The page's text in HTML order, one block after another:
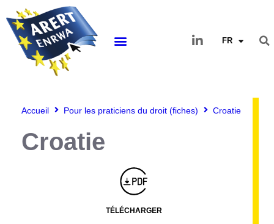
FR
Accueil Pour les praticiens du droit (fiches) Croatie
Croatie
TÉLÉCHARGER